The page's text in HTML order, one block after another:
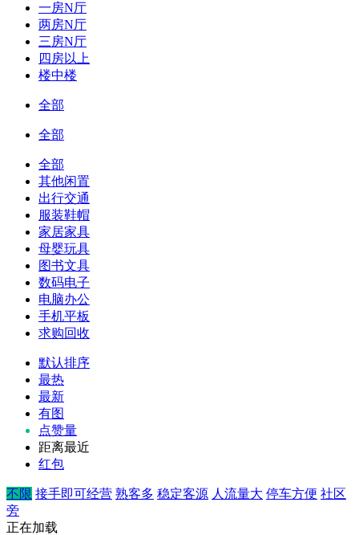
一房N厅
两房N厅
三房N厅
四房以上
楼中楼
全部
全部
全部
其他闲置
出行交通
服装鞋帽
家居家具
母婴玩具
图书文具
数码电子
电脑办公
手机平板
求购回收
默认排序
最热
最新
有图
点赞量
距离最近
红包
不限 接手即可经营 熟客多 稳定客源 人流量大 停车方便 社区
旁
正在加载